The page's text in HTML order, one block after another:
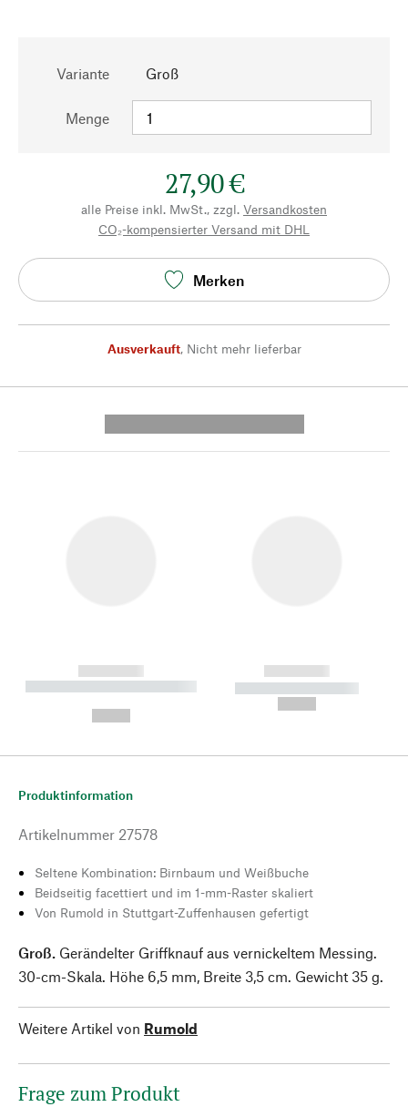
Variante Groß
Menge
27,90 €
alle Preise inkl. MwSt., zzgl. Versandkosten
CO₂-kompensierter Versand mit DHL
Merken
Ausverkauft, Nicht mehr lieferbar
------------
----------- ----------- --------
------------
----------- -----------
Produktinformation
Artikelnummer 27578
Seltene Kombination: Birnbaum und Weißbuche
Beidseitig facettiert und im 1-mm-Raster skaliert
Von Rumold in Stuttgart-Zuffenhausen gefertigt
Groß. Gerändelter Griffknauf aus vernickeltem Messing.
30-cm-Skala. Höhe 6,5 mm, Breite 3,5 cm. Gewicht 35 g.
Weitere Artikel von Rumold
Frage zum Produkt